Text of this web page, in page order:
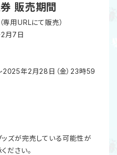
販売期間
用URLにて販売）
2月7日
2025年2月28日（金）23時59
ッズが完売している可能性が
ださい。